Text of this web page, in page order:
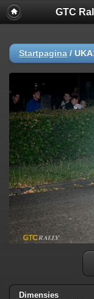
GTC
Startpagina /
Dimensies